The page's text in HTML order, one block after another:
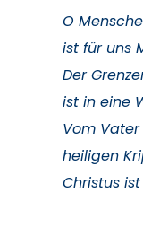
O
ist für uns
Der
ist in eine
Vom
heiligen
Christus